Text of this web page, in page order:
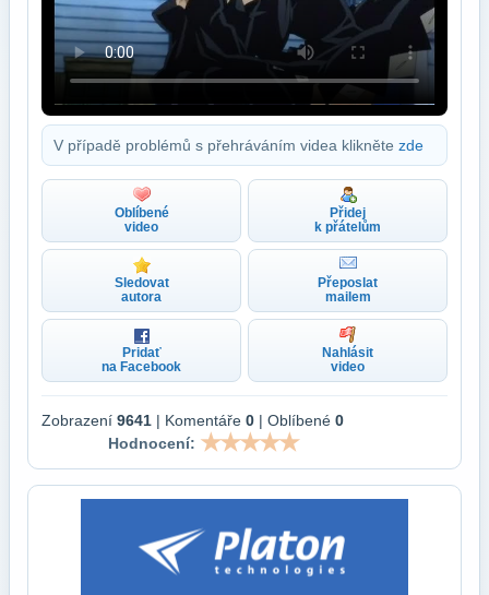
V případě problémů s přehráváním videa klikněte zde
Oblíbené
video
Přidej
k přátelům
Sledovat
autora
Přeposlat
mailem
Pridať
na Facebook
Nahlásit
video
Zobrazení 9641 | Komentáře 0 | Oblíbené 0
Hodnocení: